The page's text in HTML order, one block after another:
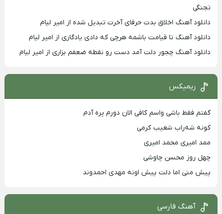
تجنگی
دانلود آهنگ اخلاق بدت حرفای آخرت تبدیل شده از امیر لیام
دانلود آهنگ تا قیامت باشمه هرچی که دادی یادگاری از امیر لیام
دانلود آهنگ چجور دلت آمد دست رو نقطه ضعفم بزاری از امیر لیام
ریمیکس
گفتم فقط باشی واسم کافی الان دورم پره آدم
کونه شه‌راب شعیب کرمی
ممد امیری محمد امیری
چهل روز محسن چاوشی
پیش منی اما دلت پیش اونه مهدی احمدوند
آهنگ فارسی